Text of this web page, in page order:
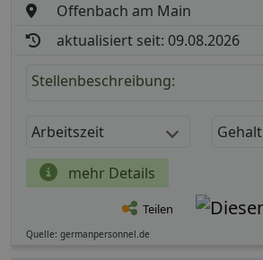
Offenbach am Main
aktualisiert seit: 09.08.2026
Stellenbeschreibung:
Arbeitszeit Gehalt
mehr Details
Teilen
Quelle: germanpersonnel.de